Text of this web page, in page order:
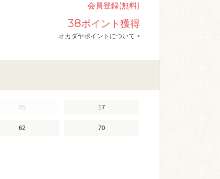
会員登録(無料)
38ポイント獲得
オカダヤポイントについて >
05 17
62 70